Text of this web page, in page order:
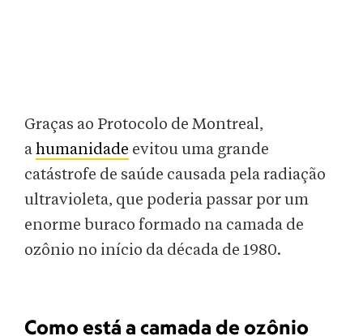
Graças ao Protocolo de Montreal,
ahumanidade evitou uma grande
catástrofe de saúde causada pela radiação
ultravioleta, que poderia passar por um
enorme buraco formado na camada de
ozônio no início da década de 1980.
Como está a camada de ozônio